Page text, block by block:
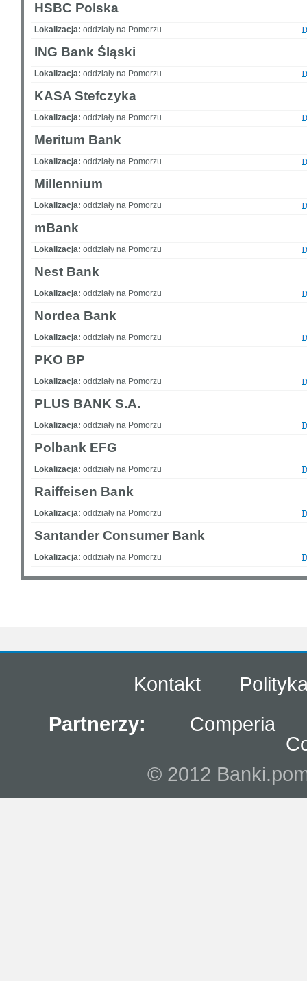
HSBC Polska
Lokalizacja: oddziały na Pomorzu
ING Bank Śląski
Lokalizacja: oddziały na Pomorzu
KASA Stefczyka
Lokalizacja: oddziały na Pomorzu
Meritum Bank
Lokalizacja: oddziały na Pomorzu
Millennium
Lokalizacja: oddziały na Pomorzu
mBank
Lokalizacja: oddziały na Pomorzu
Nest Bank
Lokalizacja: oddziały na Pomorzu
Nordea Bank
Lokalizacja: oddziały na Pomorzu
PKO BP
Lokalizacja: oddziały na Pomorzu
PLUS BANK S.A.
Lokalizacja: oddziały na Pomorzu
Polbank EFG
Lokalizacja: oddziały na Pomorzu
Raiffeisen Bank
Lokalizacja: oddziały na Pomorzu
Santander Consumer Bank
Lokalizacja: oddziały na Pomorzu
Kontakt
Partnerzy:
Comperia
© 2012